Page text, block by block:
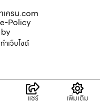
เครน.com
Policy
ำเว็บไซต์
แชร์ เพิ่มเติม